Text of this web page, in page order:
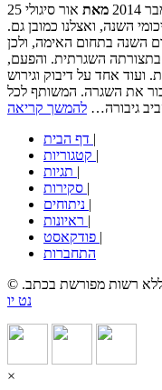
2014 מאת אור סיגולי
השנה, ואצלנו כמובן גם.
השנה בתחום האימה, ולכן
השגרתית. והפעם,
אחד על דיבוק וגירוש
את השגרה. המשותף לכל
גיבורה… להמשך קריאה
|
|
|
|
|
|
|
התחברות
ללא רשות מפורשת בכתב.
נט יו
×